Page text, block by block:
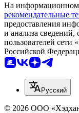
На информационном
рекомендательные
предоставления
и анализа
пользователей сети
Российской
Русский
© 2026 ООО